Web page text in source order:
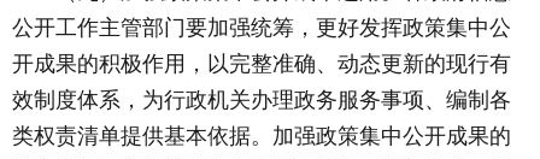
公开工作主管部门要加强统筹，更好发挥政策集中公
开成果的积极作用，以完整准确、动态更新的现行有
效制度体系，为行政机关办理政务服务事项、编制各
类权责清单提供基本依据。加强政策集中公开成果的